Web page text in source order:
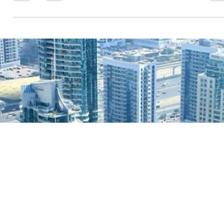
Ambasada
Zjednoczonych
Emiratów Arabskich
– co warto wiedzieć?